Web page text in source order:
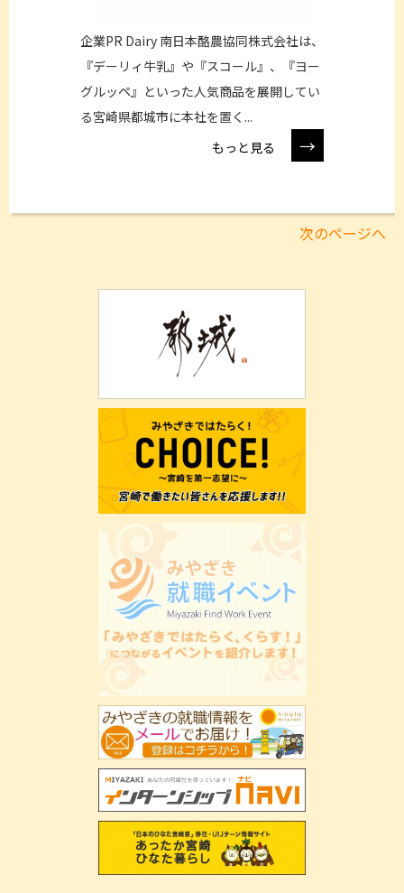
企業PR Dairy 南日本酪農協同株式会社は、
『デーリィ牛乳』や『スコール』、『ヨー
グルッペ』といった人気商品を展開してい
る宮崎県都城市に本社を置く...
もっと見る
→
次のページへ